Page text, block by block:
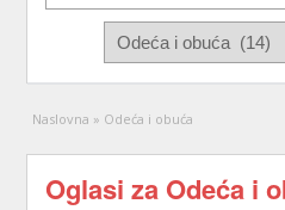
Naslovna » Odeća i obuća
Oglasi za Odeća i